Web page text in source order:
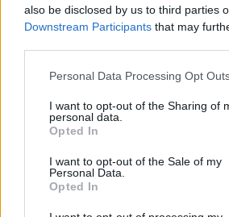
also be disclosed by us to third parties
Downstream Participants that may
Personal Data Processing Opt
I want to opt-out of the Sharing of
personal data.
Opted In
I want to opt-out of the Sale of my
Personal Data.
Opted In
ambulerande jury. Körslaget
på anstalterna Borås, Högsbo,
Rödjan och Norrtälje.
I veckan avgjordes
vinsten med Björn Skifs
Med i gruppen var Dani Alhallak,
avtjänat sitt fängelsestraff,